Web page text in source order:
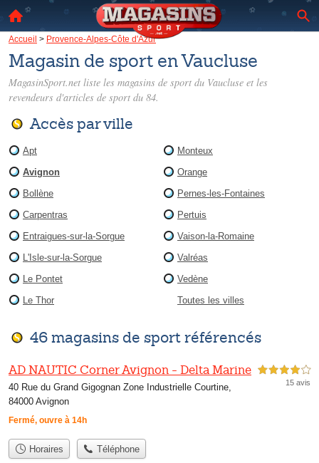
Accueil > Provence-Alpes-Côte d'Azur
Magasin de sport en Vaucluse
MagasinSport.net liste les magasins de sport du Vaucluse et les
revendeurs d'articles de sport du 84.
Accès par ville
Apt
Avignon
Bollène
Carpentras
Entraigues-sur-la-Sorgue
L'Isle-sur-la-Sorgue
Le Pontet
Le Thor
Monteux
Orange
Pernes-les-Fontaines
Pertuis
Vaison-la-Romaine
Valréas
Vedène
Toutes les villes
46 magasins de sport référencés
AD NAUTIC Corner Avignon - Delta Marine
40 Rue du Grand Gigognan Zone Industrielle Courtine,
84000 Avignon
Fermé, ouvre à 14h
4,0 étoiles sur 5
15 avis
Horaires Téléphone